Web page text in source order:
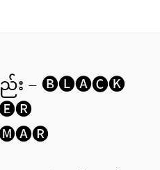
ည်း – 🅑🅛🅐🅒🅚